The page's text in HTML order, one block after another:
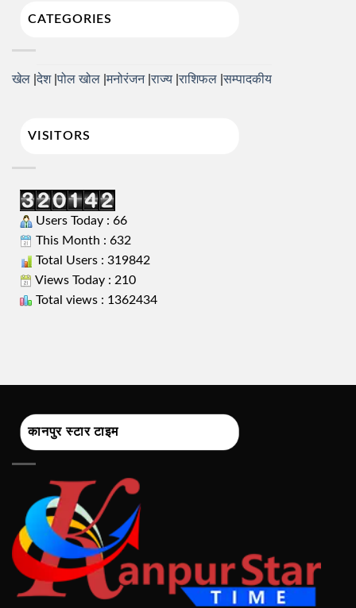
CATEGORIES
खेल देश पोल खोल मनोरंजन राज्य राशिफल सम्पादकीय
VISITORS
Users Today : 66
This Month : 632
Total Users : 319842
Views Today : 210
Total views : 1362434
कानपुर स्टार टाइम